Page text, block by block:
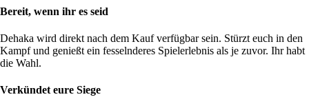
Bereit, wenn ihr es seid
Dehaka wird direkt nach dem Kauf verfügbar sein. Stürzt euch in den
Kampf und genießt ein fesselnderes Spielerlebnis als je zuvor. Ihr habt
die Wahl.
Verkündet eure Siege